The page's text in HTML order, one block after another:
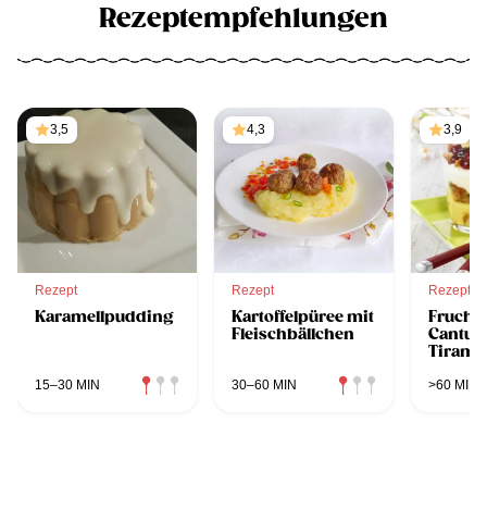
Rezeptempfehlungen
3,5
Rezept
Karamellpudding
15–30 MIN
4,3
Rezept
Kartoffelpüree mit
Fleischbällchen
30–60 MIN
3,9
Rezept
>60 MIN